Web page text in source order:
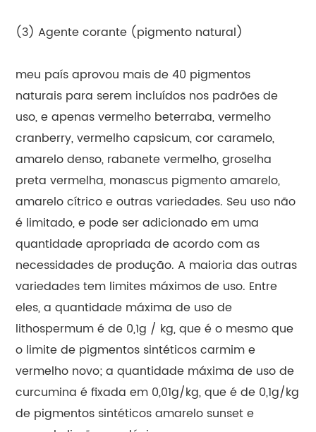
(3) Agente corante (pigmento natural)
meu país aprovou mais de 40 pigmentos
naturais para serem incluídos nos padrões de
uso, e apenas vermelho beterraba, vermelho
cranberry, vermelho capsicum, cor caramelo,
amarelo denso, rabanete vermelho, groselha
preta vermelha, monascus pigmento amarelo,
amarelo cítrico e outras variedades. Seu uso não
é limitado, e pode ser adicionado em uma
quantidade apropriada de acordo com as
necessidades de produção. A maioria das outras
variedades tem limites máximos de uso. Entre
eles, a quantidade máxima de uso de
lithospermum é de 0,1g / kg, que é o mesmo que
o limite de pigmentos sintéticos carmim e
vermelho novo; a quantidade máxima de uso de
curcumina é fixada em 0,01g/kg, que é de 0,1g/kg
de pigmentos sintéticos amarelo sunset e